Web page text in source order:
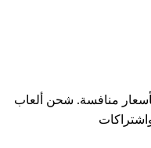
منافسة. شحن ألعاب